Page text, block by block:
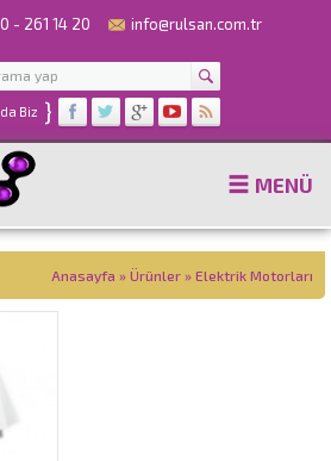
- 261 14 20 info@rulsan.com.tr
Biz }
MENÜ
Anasayfa » Ürünler » Elektrik Motorları